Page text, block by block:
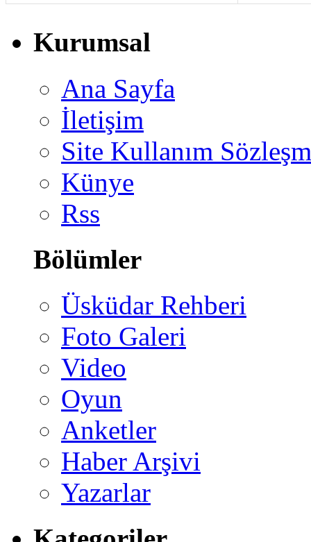
Kurumsal
Ana Sayfa
İletişim
Site Kullanım
Künye
Rss
Bölümler
Üsküdar Rehberi
Foto Galeri
Video
Oyun
Anketler
Haber Arşivi
Yazarlar